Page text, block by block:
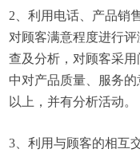
2、利用电话、产品销
对顾客满意程度进行
查及分析，对顾客采
中对产品质量、服务
以上，并有分析活动。
3、利用与顾客的相互